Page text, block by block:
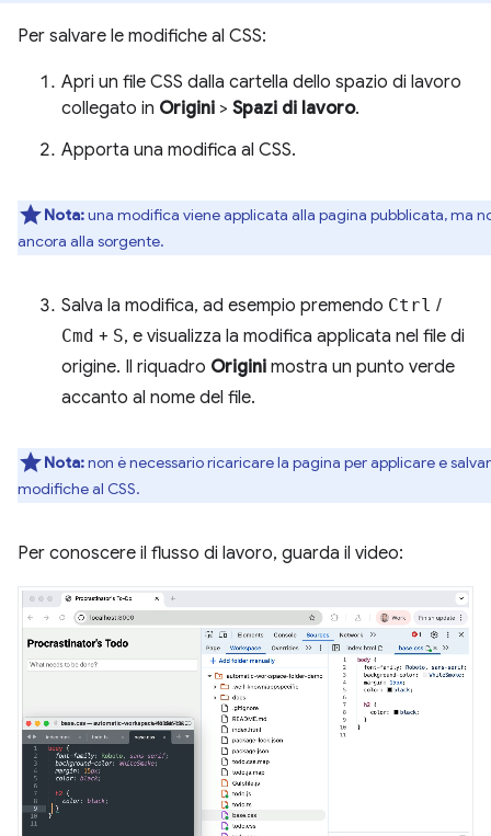
Per salvare le modifiche al CSS:
Apri un file CSS dalla cartella dello spazio di lavoro
collegato in Origini > Spazi di lavoro.
Apporta una modifica al CSS.
Nota:una modifica viene applicata alla pagina pubblicata, ma
ancora alla sorgente.
Salva la modifica, ad esempio premendo Ctrl /
Cmd + S, e visualizza la modifica applicata nel file di
origine. Il riquadro Origini mostra un punto verde
accanto al nome del file.
Nota:non è necessario ricaricare la pagina per applicare e
modifiche al CSS.
Per conoscere il flusso di lavoro, guarda il video: